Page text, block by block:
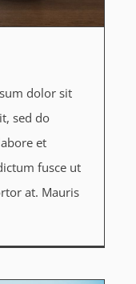
dolor sit
sed do
et
fusce ut
at. Mauris